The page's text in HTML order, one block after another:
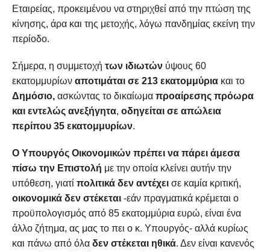
Εταιρείας, προκειμένου να στηριχθεί από την πτώση της
κίνησης, άρα και της μετοχής, λόγω πανδημίας εκείνη την
περίοδο.
Σήμερα, η συμμετοχή των ιδιωτώνύψους 60
εκατομμυρίων αποτιμάται σε 213 εκατομμύριακαι το
Δημόσιο,ασκώντας το δικαίωμα προαίρεσης πρόωρα
και εντελώς ανεξήγητα, οδηγείται σε απώλεια
περίπου 35 εκατομμυρίων.
Ο Υπουργός Οικονομικών πρέπει να πάρει άμεσα
πίσω την Επιστολή με την οποία κλείνει αυτήν την
υπόθεση, γιατί πολιτικά δεν αντέχεισε καμία κριτική,
οικονομικά δεν στέκεται-εάν πραγματικά κρέμεται ο
προϋπολογισμός από 85 εκατομμύρια ευρώ, είναι ένα
άλλο ζήτημα, ας μας το πει ο κ. Υπουργός- αλλά κυρίως
και πάνω από όλα δεν στέκεται ηθικά. Δεν είναι κανενός